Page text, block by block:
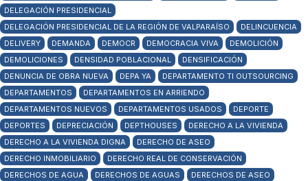
DELEGACIÓN PRESIDENCIAL
DELEGACIÓN PRESIDENCIAL DE LA REGIÓN DE VALPARAÍSO
DELINCUENCIA
DELIVERY
DEMANDA DEMOCR DEMOCRACIA VIVA
DEMOLICIÓN
DEMOLICIONES
DENSIDAD POBLACIONAL
DENSIFICACIÓN
DENUNCIA DE OBRA NUEVA
DEPA YA
DEPARTAMENTO TI OUTSOURCING
DEPARTAMENTOS
DEPARTAMENTOS EN ARRIENDO
DEPARTAMENTOS NUEVOS
DEPARTAMENTOS USADOS
DEPORTE
DEPORTES
DEPRECIACIÓN DEPTHOUSES
DERECHO A LA VIVIENDA
DERECHO A LA VIVIENDA DIGNA
DERECHO DE ASEO
DERECHO INMOBILIARIO
DERECHO REAL DE CONSERVACIÓN
DERECHOS DE AGUA
DERECHOS DE AGUAS
DERECHOS DE ASEO